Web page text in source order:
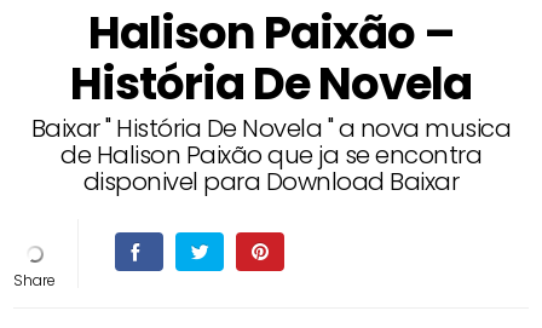
Halison Paixão –
História De Novela
Baixar " História De Novela " a nova musica
de Halison Paixão que ja se encontra
disponivel para Download Baixar